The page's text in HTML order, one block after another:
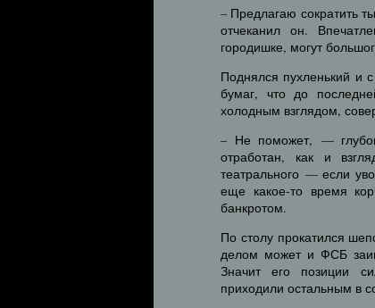
– Предлагаю сократить
отчеканил он.
городишке, могут
Поднялся пухленький и
бумаг, что до
холодным взглядом,
– Не поможет, —
отработан, как и
театрального — если
еще какое-то время
банкротом.
По столу прокатился
делом может и ФСБ
Значит его позиции
приходили остальным в